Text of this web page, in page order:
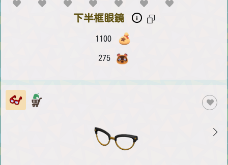
下半框眼鏡
1100
275